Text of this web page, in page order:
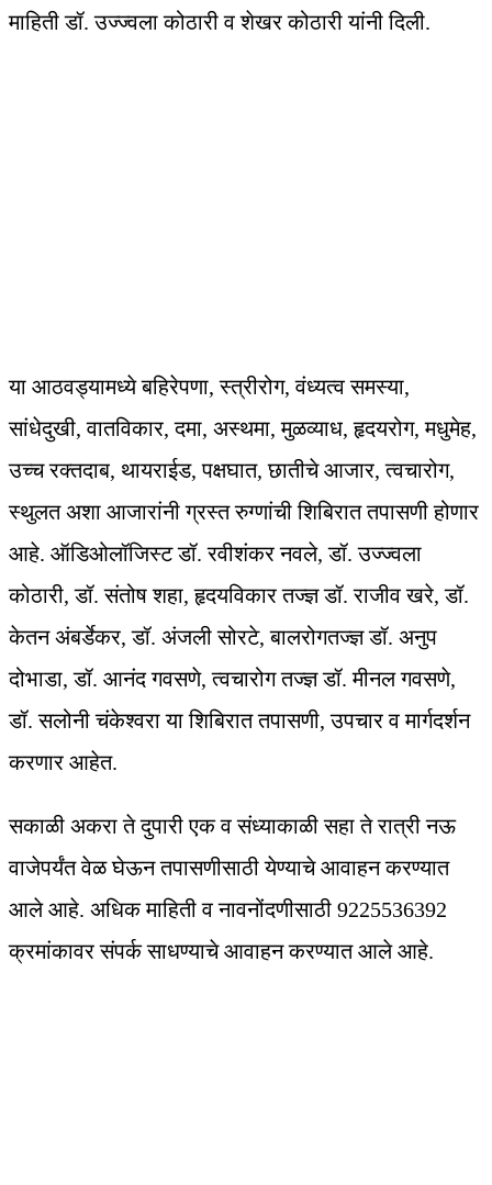
माहिती डॉ. उज्ज्वला कोठारी व शेखर कोठारी यांनी दिली.
या आठवड्यामध्ये बहिरेपणा, स्त्रीरोग, वंध्यत्व समस्या,
सांधेदुखी, वातविकार, दमा, अस्थमा, मुळव्याध, हृदयरोग, मधुमेह,
उच्च रक्तदाब, थायराईड, पक्षघात, छातीचे आजार, त्वचारोग,
स्थुलत अशा आजारांनी ग्रस्त रुग्णांची शिबिरात तपासणी होणार
आहे. ऑडिओलॉजिस्ट डॉ. रवीशंकर नवले, डॉ. उज्ज्वला
कोठारी, डॉ. संतोष शहा, हृदयविकार तज्ज्ञ डॉ. राजीव खरे, डॉ.
केतन अंबर्डेकर, डॉ. अंजली सोरटे, बालरोगतज्ज्ञ डॉ. अनुप
दोभाडा, डॉ. आनंद गवसणे, त्वचारोग तज्ज्ञ डॉ. मीनल गवसणे,
डॉ. सलोनी चंकेश्वरा या शिबिरात तपासणी, उपचार व मार्गदर्शन
करणार आहेत.
सकाळी अकरा ते दुपारी एक व संध्याकाळी सहा ते रात्री नऊ
वाजेपर्यंत वेळ घेऊन तपासणीसाठी येण्याचे आवाहन करण्यात
आले आहे. अधिक माहिती व नावनोंदणीसाठी 9225536392
क्रमांकावर संपर्क साधण्याचे आवाहन करण्यात आले आहे.